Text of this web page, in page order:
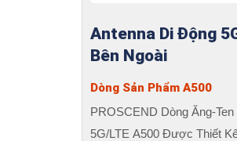
Antenna Di Động
Bên Ngoài
Dòng Sản Phẩm A500
PROSCEND Dòng Ăng-Ten
5G/LTE A500 Được Thiết